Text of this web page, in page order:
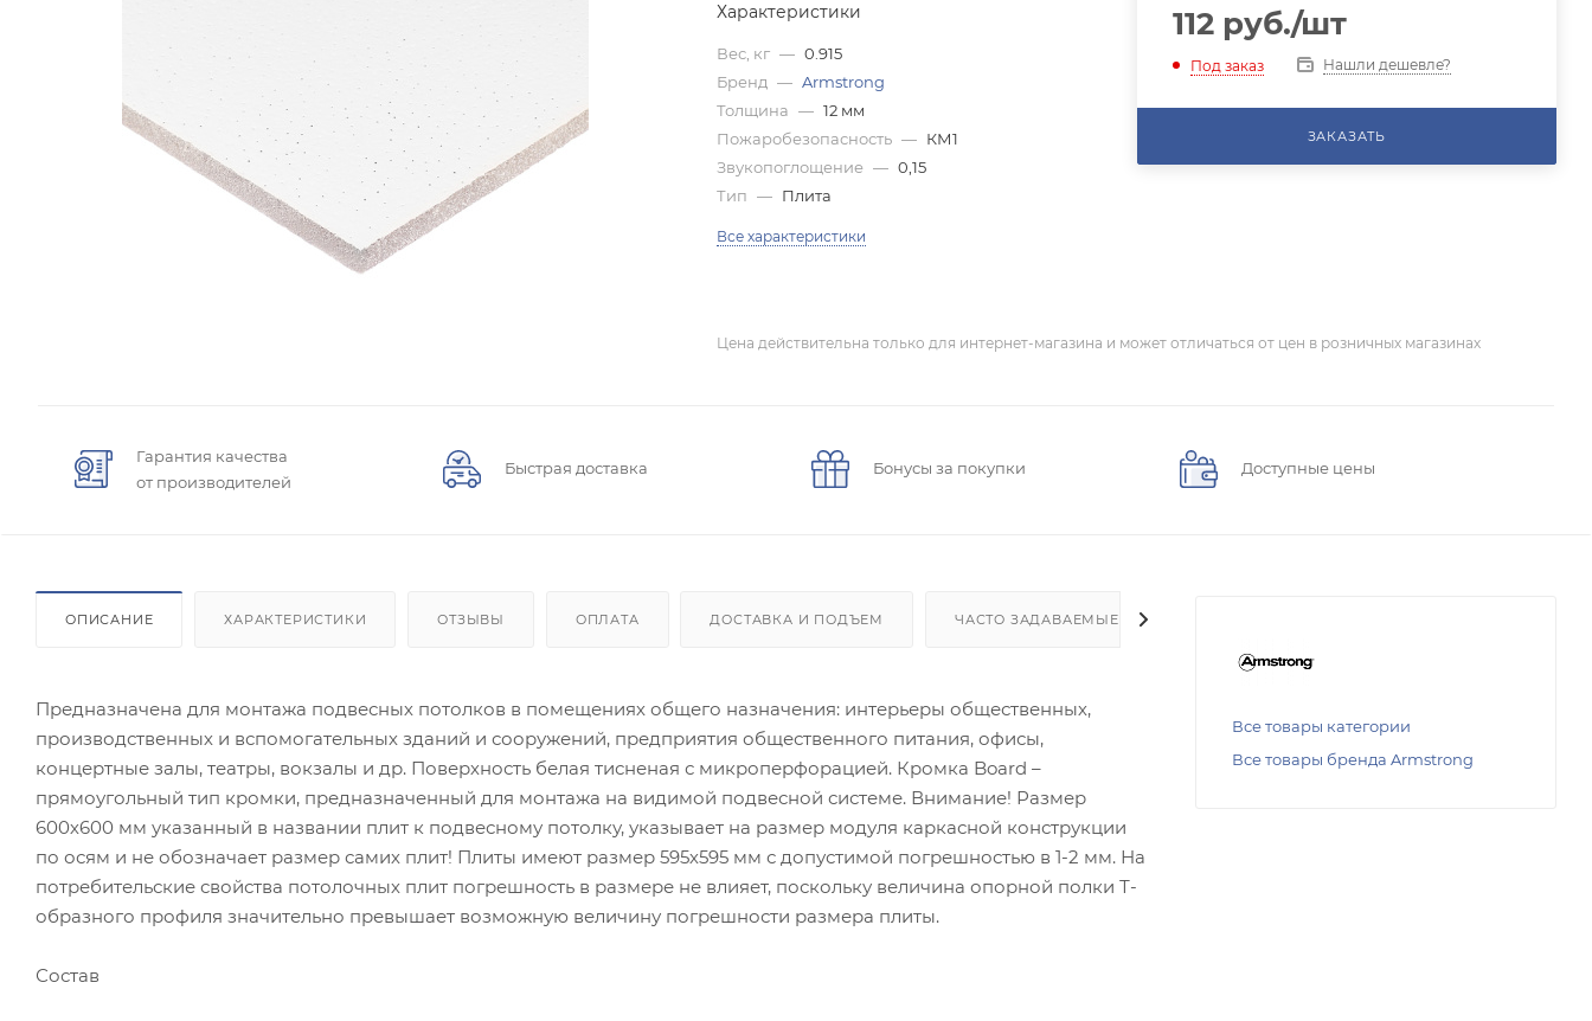
Характеристики
Вес, кг — 0.915
Бренд — Armstrong
Толщина — 12 мм
Пожаробезопасность — КМ1
Звукопоглощение — 0,15
Тип — Плита
Все характеристики
112руб./шт
Под заказ Нашли дешевле?
ЗАКАЗАТЬ
Цена действительна только для интернет-магазина и может отличаться от цен в розничных магазинах
Гарантия качества
от производителей
Быстрая доставка Бонусы за покупки Доступные цены
ОПИСАНИЕ ХАРАКТЕРИСТИКИ ОТЗЫВЫ ОПЛАТА ДОСТАВКА И ПОДЪЕМ ЧАСТО ЗАДАВАЕМЫЕ ВОПРОСЫ
Предназначена для монтажа подвесных потолков в помещениях общего назначения: интерьеры общественных,
производственных и вспомогательных зданий и сооружений, предприятия общественного питания, офисы,
концертные залы, театры, вокзалы и др. Поверхность белая тисненая с микроперфорацией. Кромка Board –
прямоугольный тип кромки, предназначенный для монтажа на видимой подвесной системе. Внимание! Размер
600х600 мм указанный в названии плит к подвесному потолку, указывает на размер модуля каркасной конструкции
по осям и не обозначает размер самих плит! Плиты имеют размер 595х595 мм с допустимой погрешностью в 1-2 мм. На
потребительские свойства потолочных плит погрешность в размере не влияет, поскольку величина опорной полки Т-
образного профиля значительно превышает возможную величину погрешности размера плиты.
Состав
Все товары категории
Все товары бренда Armstrong